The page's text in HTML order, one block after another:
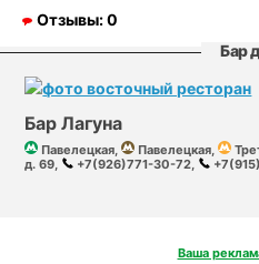
Отзывы:0
Бар
Бар Лагуна
Павелецкая, Павелецкая,
д. 69,
+7(926)771-30-72,
Ваша